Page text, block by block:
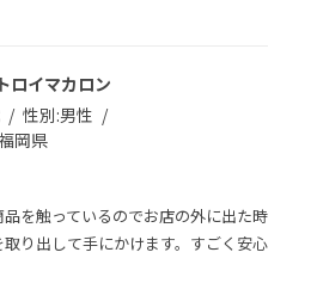
ロイマカロン
性別:男性
岡県
を触っているのでお店の外に出た時
り出して手にかけます。すごく安心